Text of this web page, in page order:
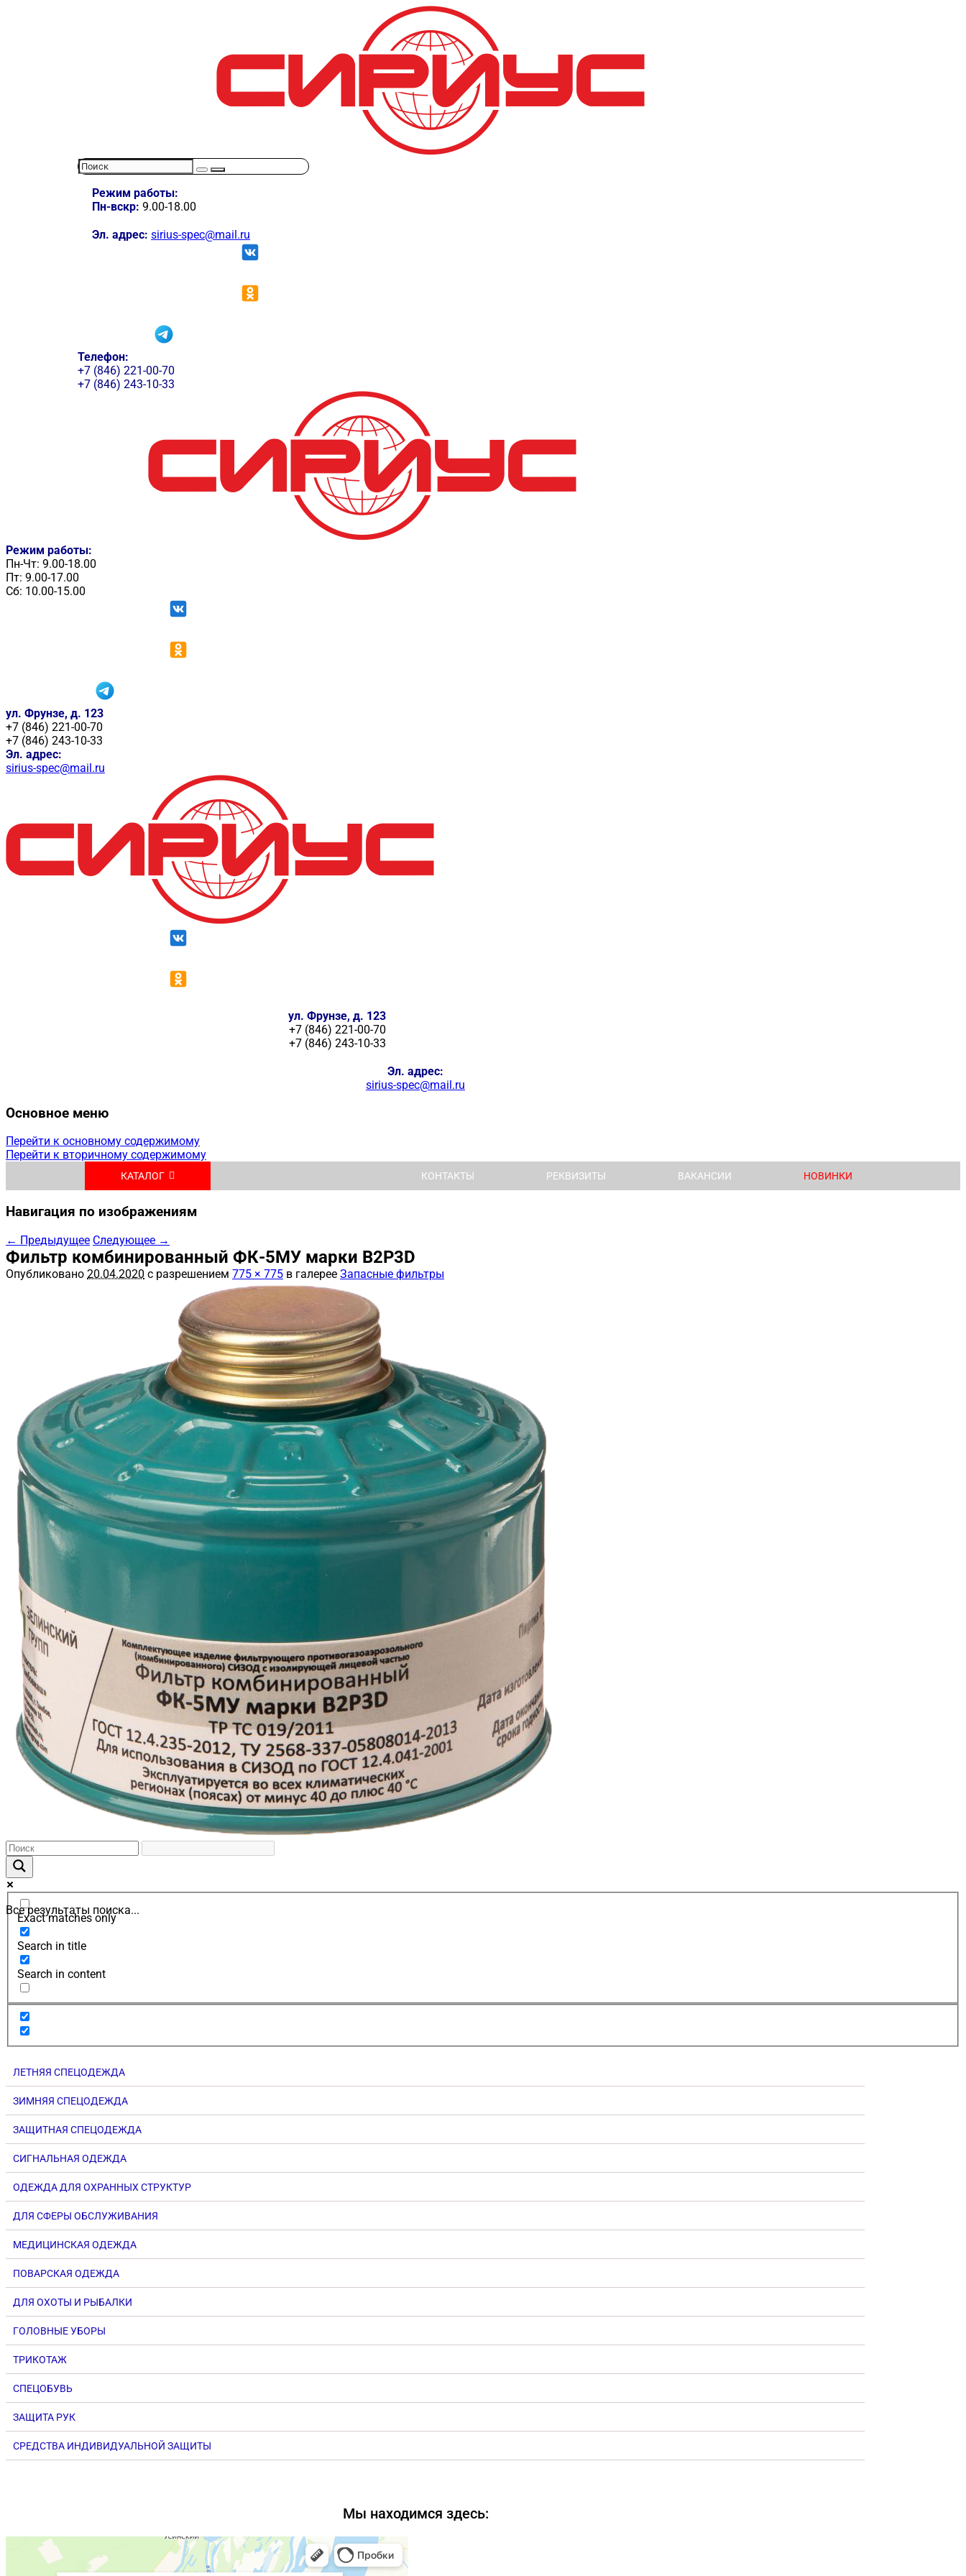
Режим работы:
Пн-вскр: 9.00-18.00
Эл. адрес: sirius-spec@mail.ru
Телефон:
+7 (846) 221-00-70
+7 (846) 243-10-33
Режим работы:
Пн-Чт: 9.00-18.00
Пт: 9.00-17.00
Сб: 10.00-15.00
ул. Фрунзе, д. 123
+7 (846) 221-00-70
+7 (846) 243-10-33
Эл. адрес:
sirius-spec@mail.ru
ул. Фрунзе, д. 123
+7 (846) 221-00-70
+7 (846) 243-10-33
Эл. адрес:
sirius-spec@mail.ru
Основное меню
Перейти к основному содержимому
Перейти к вторичному содержимому
КАТАЛОГ КОНТАКТЫ РЕКВИЗИТЫ ВАКАНСИИ НОВИНКИ
Навигация по изображениям
← Предыдущее Следующее →
Фильтр комбинированный ФК-5МУ марки В2Р3D
Опубликовано 20.04.2020 с разрешением 775 × 775 в галерее Запасные фильтры
Все результаты поиска...
Exact matches only
Search in title
Search in content
ЛЕТНЯЯ СПЕЦОДЕЖДА
ЗИМНЯЯ СПЕЦОДЕЖДА
ЗАЩИТНАЯ СПЕЦОДЕЖДА
СИГНАЛЬНАЯ ОДЕЖДА
ОДЕЖДА ДЛЯ ОХРАННЫХ СТРУКТУР
ДЛЯ СФЕРЫ ОБСЛУЖИВАНИЯ
МЕДИЦИНСКАЯ ОДЕЖДА
ПОВАРСКАЯ ОДЕЖДА
ДЛЯ ОХОТЫ И РЫБАЛКИ
ГОЛОВНЫЕ УБОРЫ
ТРИКОТАЖ
СПЕЦОБУВЬ
ЗАЩИТА РУК
СРЕДСТВА ИНДИВИДУАЛЬНОЙ ЗАЩИТЫ
Мы находимся здесь: